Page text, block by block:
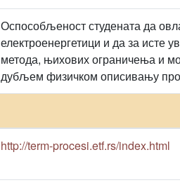
Оспособљеност студената да
електроенергетици и да за исте
метода, њихових ограничења и
дубљем физичком описивању
http://term-procesi.etf.rs/index.html